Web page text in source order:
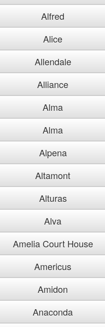
Alfred
Alice
Allendale
Alliance
Alma
Alma
Alpena
Altamont
Alturas
Alva
Amelia Court House
Americus
Amidon
Anaconda